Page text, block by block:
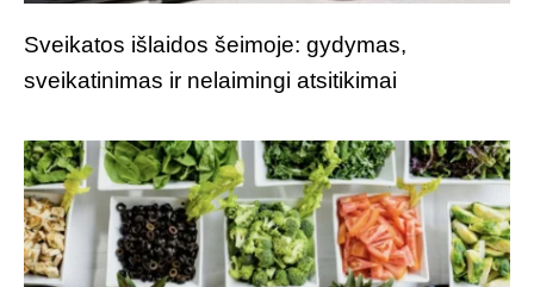
Sveikatos išlaidos šeimoje: gydymas,
sveikatinimas ir nelaimingi atsitikimai